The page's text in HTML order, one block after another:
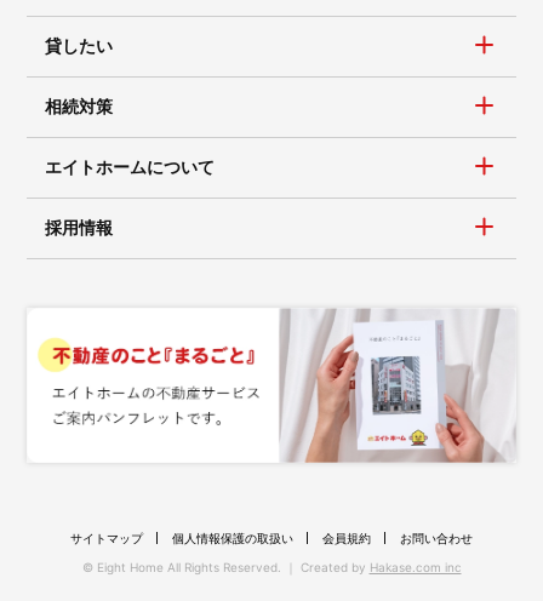
貸したい
相続対策
エイトホームについて
採用情報
サイトマップ 個人情報保護の取扱い 会員規約
お問い合わせ
© Eight Home All Rights Reserved. ｜ Created by Hakase.com inc